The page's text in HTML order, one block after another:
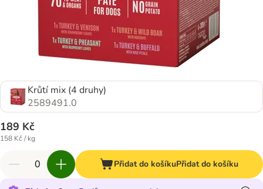
Krůtí mix (4 druhy)
2589491.0
189 Kč
158 Kč / kg
Přidat do košíkuPřidat do košíku